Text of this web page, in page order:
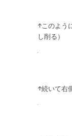
↑このよう
し削る）
↑続いて右